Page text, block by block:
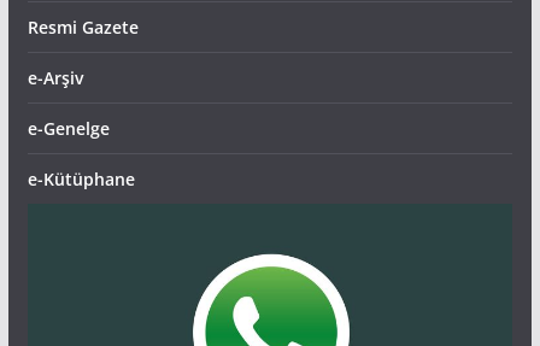
Resmi Gazete
e-Arşiv
e-Genelge
e-Kütüphane